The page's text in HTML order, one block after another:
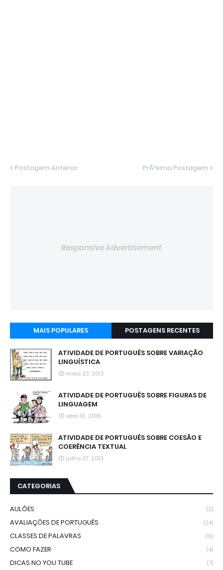
Postagem Anterior PrÃ³xima Postagem
Responsive Advertisement
MAIS POPULARES POSTAGENS RECENTES
ATIVIDADE DE PORTUGUÊS SOBRE VARIAÇÃO
LINGUÍSTICA
maio 23, 2012
ATIVIDADE DE PORTUGUÊS SOBRE FIGURAS DE
LINGUAGEM
abril 10, 2018
ATIVIDADE DE PORTUGUÊS SOBRE COESÃO E
COERÊNCIA TEXTUAL
julho 27, 2013
CATEGORIAS
AULÕES (2)
AVALIAÇÕES DE PORTUGUÊS (24)
CLASSES DE PALAVRAS (19)
COMO FAZER (4)
DICAS NO YOU TUBE (7)